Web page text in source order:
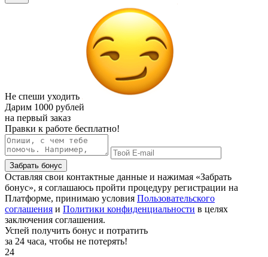
Не спеши уходить
Дарим 1000 рублей
на первый заказ
Правки к работе бесплатно!
Забрать бонус
Оставляя свои контактные данные и нажимая «Забрать
бонус», я соглашаюсь пройти процедуру регистрации на
Платформе, принимаю условия Пользовательского
соглашения и Политики конфиденциальности в целях
заключения соглашения.
Успей получить бонус и потратить
за 24 часа, чтобы не потерять!
24